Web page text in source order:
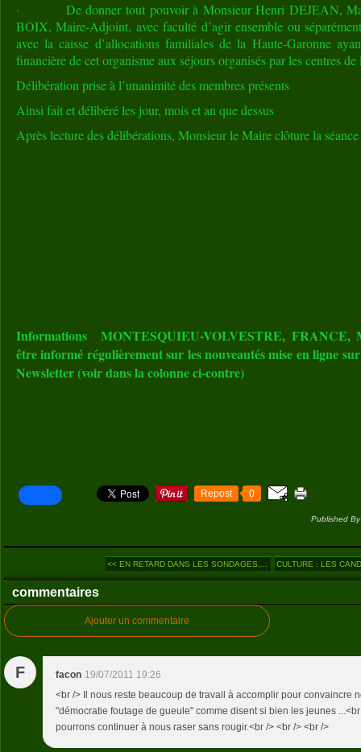
· De donner tout pouvoir à Monsieur Henri DEJEAN,
BOIX, Maire-Adjoint, avec faculté d’agir ensemble ou
avec la caisse d’allocations familiales de la Haute-Garonne
financière de cet organisme aux séjours organisés par les centres
Délibération prise à l’unanimité des membres présents
Ainsi fait et délibéré les jour, mois et an que dessus
Après lecture des délibérations, Monsieur le Maire clôture la
Informations MONTESQUIEU-VOLVESTRE, FRANCE,
être informé régulièrement sur les nouveautés mise en ligne
Newsletter (voir dans la colonne ci-contre)
Repost 0
Published
<< EN RETARD DANS LES SONDAGES,... CULTURE : LES
commentaires
Ajouter un commentaire
F facon 19/07/2011 19:26
<br /> Il nous reste beaucoup de travail à accomplir pour convaincre
"démocratie foutage de gueule" comme disent si bien les jeunes
pourrons continuer à nous raser sans rougir.<br /> <br /> <br />